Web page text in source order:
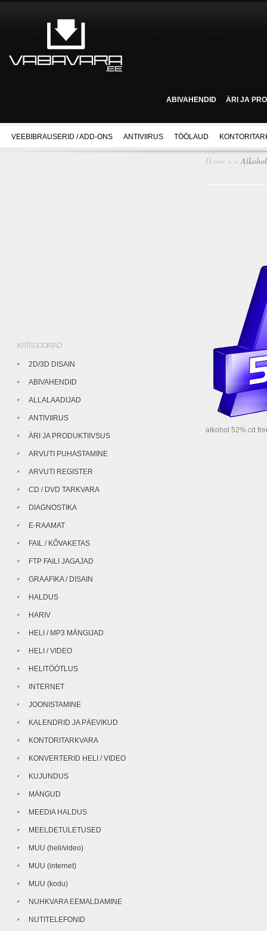
ABIVAHENDID ÄRI JA
VEEBIBRAUSERID / ADD-ONS ANTIVIIRUS TÖÖLAUD
Home » »
alkohol 52% cd
KATEGOORIAD
2D/3D DISAIN
ABIVAHENDID
ALLALAADIJAD
ANTIVIIRUS
ÄRI JA PRODUKTIIVSUS
ARVUTI PUHASTAMINE
ARVUTI REGISTER
CD / DVD TARKVARA
DIAGNOSTIKA
E-RAAMAT
FAIL / KÕVAKETAS
FTP FAILI JAGAJAD
GRAAFIKA / DISAIN
HALDUS
HARIV
HELI / MP3 MÄNGIJAD
HELI / VIDEO
HELITÖÖTLUS
INTERNET
JOONISTAMINE
KALENDRID JA PÄEVIKUD
KONTORITARKVARA
KONVERTERID HELI / VIDEO
KUJUNDUS
MÄNGUD
MEEDIA HALDUS
MEELDETULETUSED
MUU (heli/video)
MUU (internet)
MUU (kodu)
NUHKVARA EEMALDAMINE
NUTITELEFONID